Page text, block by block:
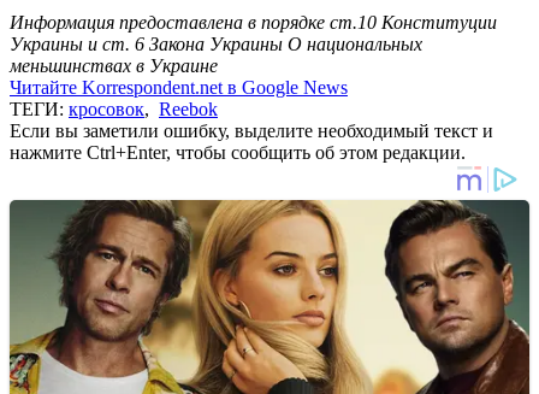
Информация предоставлена в порядке ст.10 Конституции
Украины и ст. 6 Закона Украины О национальных
меньшинствах в Украине
Читайте Korrespondent.net в Google News
ТЕГИ: кросовок, Reebok
Если вы заметили ошибку, выделите необходимый текст и
нажмите Ctrl+Enter, чтобы сообщить об этом редакции.